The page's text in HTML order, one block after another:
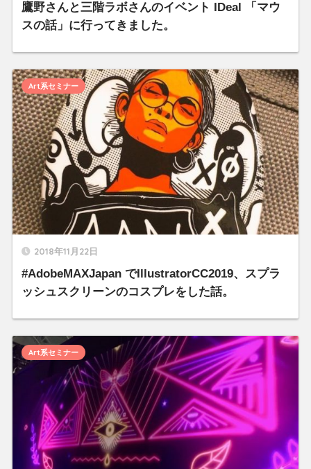
鷹野さんと三階ラボさんのイベント IDeal 「マウ
スの話」に行ってきました。
2018年11月22日
#AdobeMAXJapan でIllustratorCC2019、スプラ
ッシュスクリーンのコスプレをした話。
Art系セミナー
Art系セミナー